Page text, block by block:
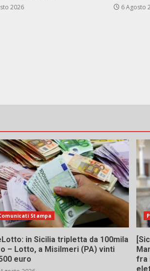
2026 6 Agosto
Stampa
in Sicilia tripletta da 100mila
– Lotto, a Misilmeri (PA) vinti
euro
fra